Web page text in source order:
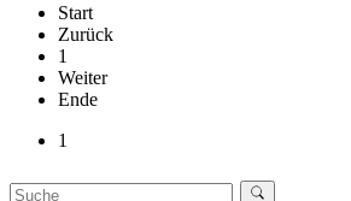
Start
Zurück
1
Weiter
Ende
1